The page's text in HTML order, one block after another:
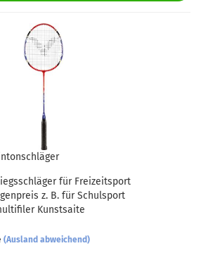
für Freizeitsport
z. B. für Schulsport
Kunstsaite
(Ausland abweichend)